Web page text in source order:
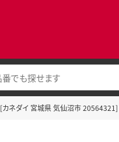
ネダイ 宮城県 気仙沼市